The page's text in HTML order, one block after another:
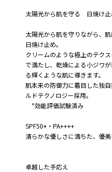
太陽光から肌を守る 日焼け止
太陽光から肌を守りながら、
日焼け止め。
クリームのような極上のテク
で満たし、乾燥による小ジワ
る輝くような肌に導きます。
肌本来の防御力に着目した独
ルドテクノロジー採用。
*効能評価試験済み
SPF50+・PA++++
清らかな優しさに満ちた、優美
卓越した手応え